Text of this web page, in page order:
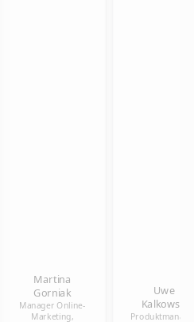
Martina
Gorniak
Manager Online-
Marketing,
Uwe
Kalkowski